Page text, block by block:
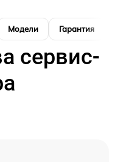
Модели Гарантия
сервис-